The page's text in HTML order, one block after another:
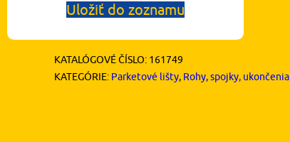
Uložiť do zoznamu
KATALÓGOVÉ ČÍSLO: 161749
KATEGÓRIE: Parketové lišty, Rohy, spojky, ukončenia